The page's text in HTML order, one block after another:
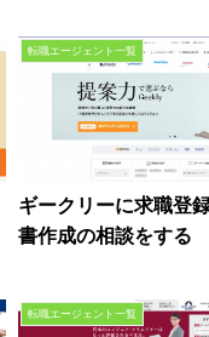
転職エージェント一覧
ギークリーに求職登
書作成の相談をする
転職エージェント一覧